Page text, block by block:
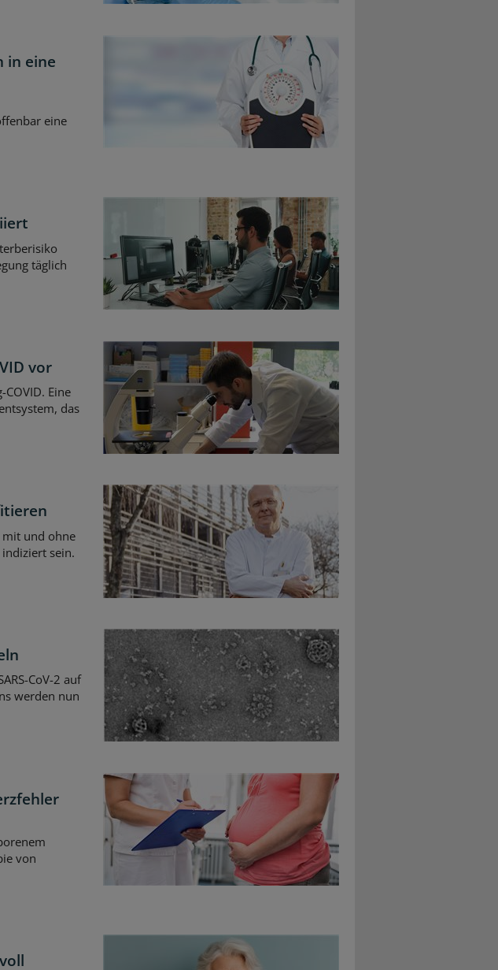
in eine
eine
täglich
vor
Eine
das
mit und ohne
sein.
CoV-2 auf
werden nun
von